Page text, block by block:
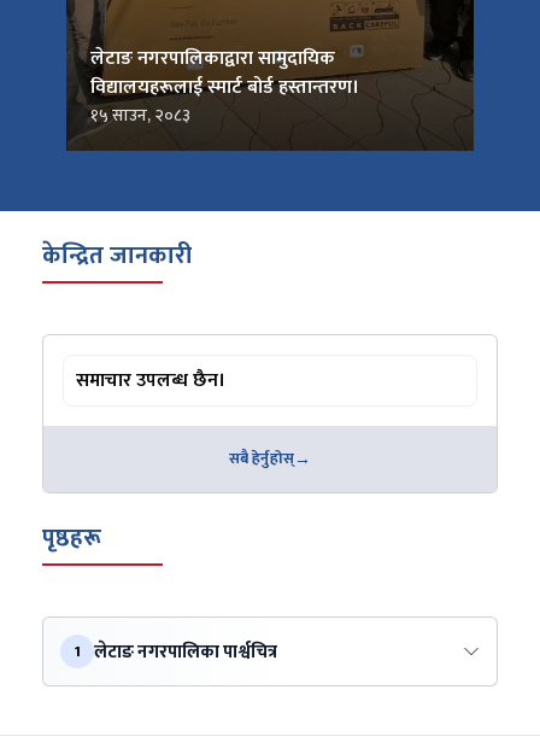
लेटाङ नगरपालिकाद्वारा सामुदायिक
विद्यालयहरूलाई स्मार्ट बोर्ड हस्तान्तरण।
१५ साउन, २०८३
केन्द्रित जानकारी
समाचार उपलब्ध छैन।
सबै हेर्नुहोस्
पृष्ठहरू
1 लेटाङ नगरपालिका पार्श्वचित्र